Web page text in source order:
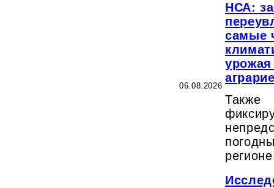
06.08.2026
НСА:
самые
урожая
Также
регионе